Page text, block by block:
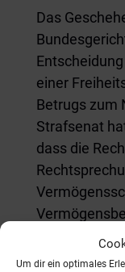
Um dir ein optimales
Das
einer
Betrugs zum
Strafsenat
dass die
keinen
Auch der IS